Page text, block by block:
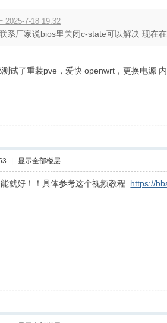
2025-7-18 19:32
系厂家说bios里关闭c-state可以解决 现在
试了重装pve，爱快 openwrt，更换电源
显示全部楼层
就好！！具体参考这个视频教程 https://